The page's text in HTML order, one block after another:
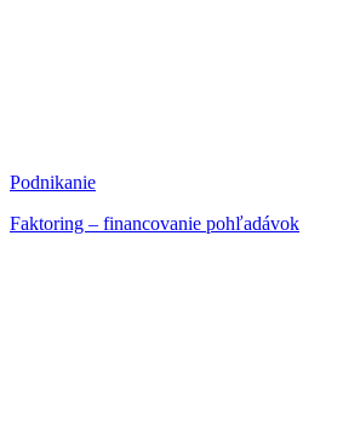
Podnikanie
Faktoring – financovanie pohľadávok